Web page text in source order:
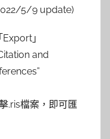
5/9 update)
」
and
.ris檔案，即可匯